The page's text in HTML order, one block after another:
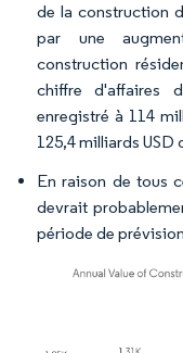
de la construction
par une
construction
chiffre d'affaires
enregistré à 114
125,4 milliards USD
En raison de tous
devrait
période de